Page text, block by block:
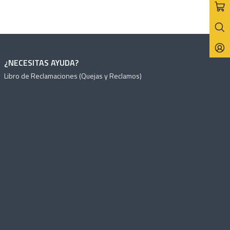
¿NECESITAS AYUDA?
Libro de Reclamaciones (Quejas y Reclamos)